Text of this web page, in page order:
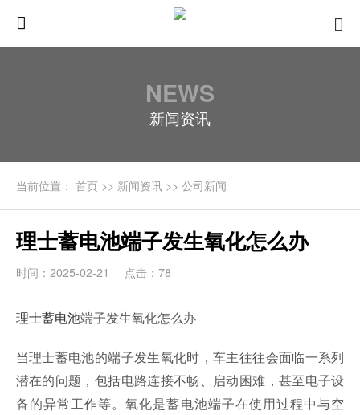
NEWS
新闻资讯
当前位置： 首页>> 新闻资讯>> 公司新闻
理士蓄电池端子发生氧化怎么办
时间：2025-02-21 点击：78
理士蓄电池端子发生氧化怎么办
当理士蓄电池的端子发生氧化时，车主往往会面临一系列
潜在的问题，包括电路连接不畅、启动困难，甚至电子设
备的异常工作等。氧化是蓄电池端子在使用过程中与空